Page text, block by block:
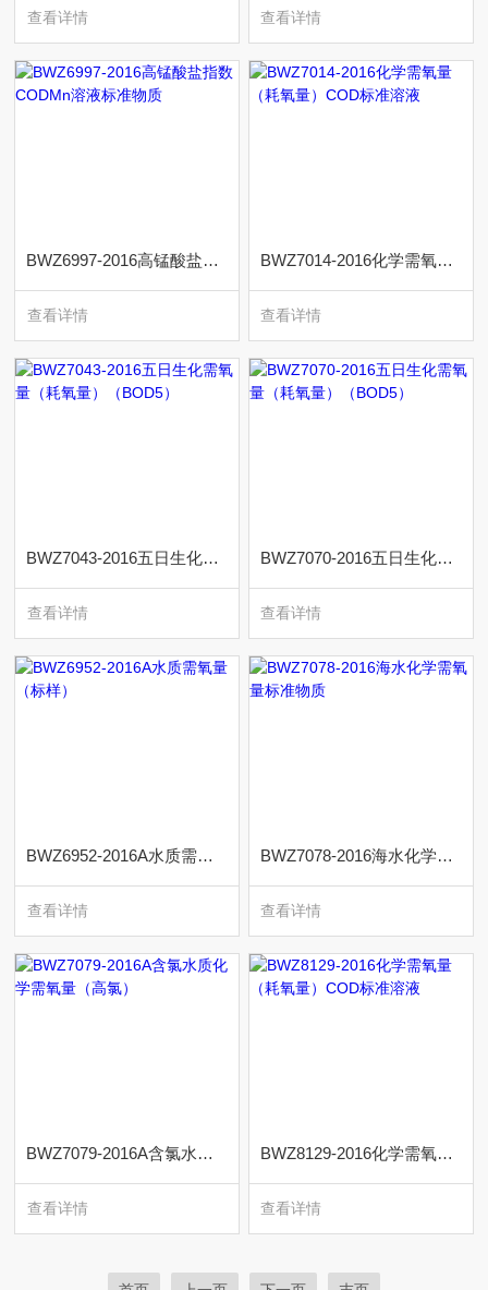
查看详情 查看详情
BWZ6997-2016高锰酸盐指数CODMn溶液标准物质
查看详情
BWZ7014-2016化学需氧量（耗氧量）COD标准溶液
查看详情
BWZ7043-2016五日生化需氧量（耗氧量）（BOD5）
查看详情
BWZ7070-2016五日生化需氧量（耗氧量）（BOD5）
查看详情
BWZ6952-2016A水质需氧量（标样）
查看详情
BWZ7078-2016海水化学需氧量标准物质
查看详情
BWZ7079-2016A含氯水质化学需氧量（高氯）
查看详情
BWZ8129-2016化学需氧量（耗氧量）COD标准溶液
查看详情